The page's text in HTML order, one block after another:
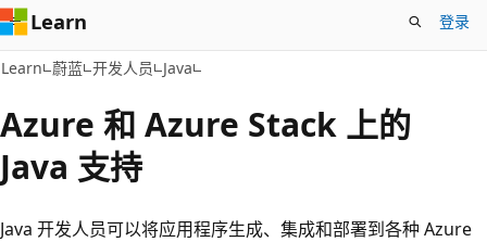
Learn 登录
Learn 蔚蓝 开发人员 Java
Azure 和 Azure Stack 上的
Java 支持
Java 开发人员可以将应用程序生成、集成和部署到各种 Azure